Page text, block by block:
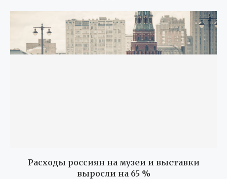
Расходы россиян на музеи и выставки
выросли на 65 %